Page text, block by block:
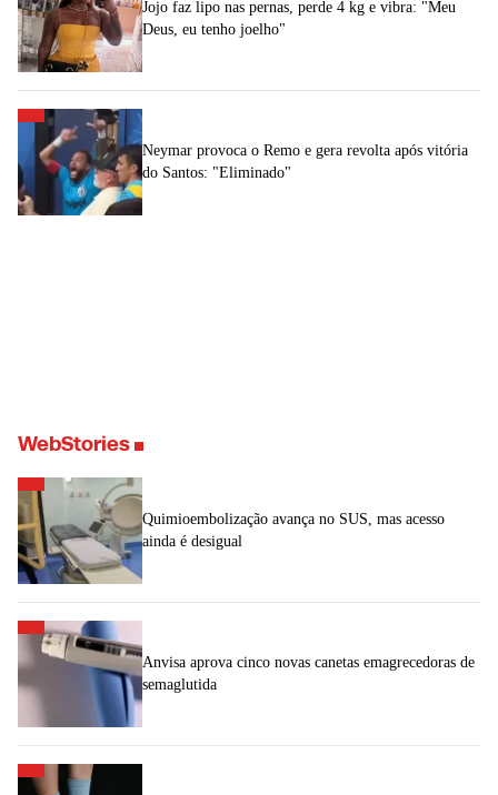
Jojo faz lipo nas pernas, perde 4 kg e vibra: "Meu
Deus, eu tenho joelho"
Neymar provoca o Remo e gera revolta após vitória
do Santos: "Eliminado"
WebStories
Quimioembolização avança no SUS, mas acesso
ainda é desigual
Anvisa aprova cinco novas canetas emagrecedoras de
semaglutida